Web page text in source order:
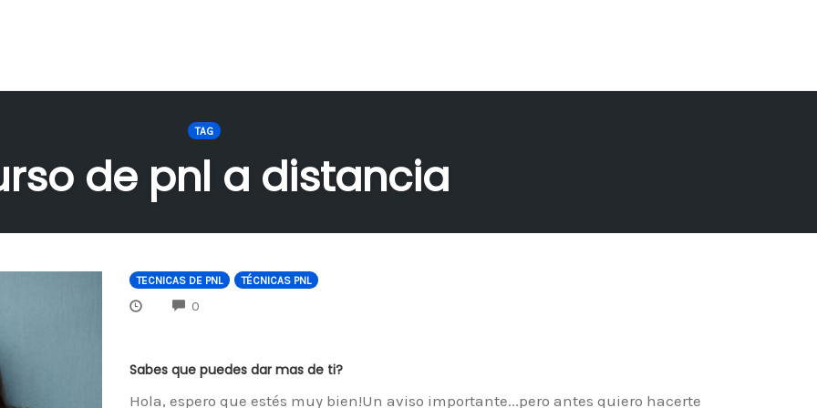
TAG
de pnl a distancia
TECNICAS DE PNL TÉCNICAS PNL
0
Sabes que puedes dar mas de ti?
Hola, espero que estés muy bien!Un aviso importante...pero antes quiero hacerte